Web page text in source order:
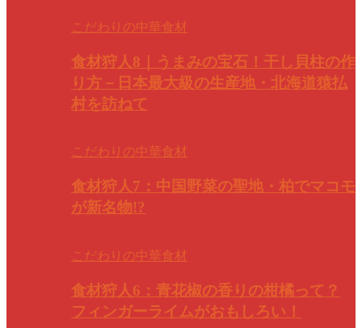
こだわりの中華食材
食材狩人8｜うまみの宝石！干し貝柱の作
り方－日本最大級の生産地・北海道猿払
村を訪ねて
こだわりの中華食材
食材狩人7：中国野菜の聖地・柏でマコモ
が新名物!?
こだわりの中華食材
食材狩人6：青花椒の香りの柑橘って？
フィンガーライムがおもしろい！